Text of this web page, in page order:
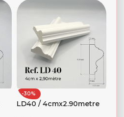
-30%
LD40 / 4cmx2.90metre